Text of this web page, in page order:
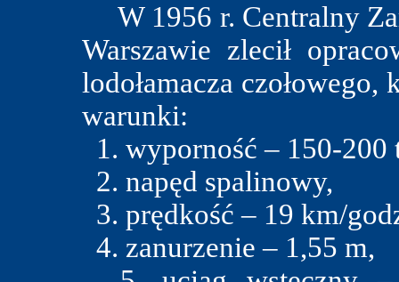
W 1956 r. Centralny
Warszawie zlecił
lodołamacza czołowego,
warunki:
1. wyporność – 150-200
2. napęd spalinowy,
3. prędkość – 19 km/
4. zanurzenie – 1,55 m,